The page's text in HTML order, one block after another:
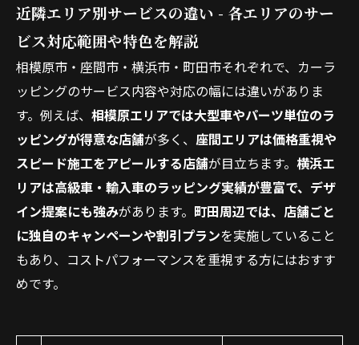
近隣エリア別サービスの違い - 各エリアのサー
ビス対応範囲や特色を解説
相模原市・座間市・横浜市・町田市それぞれで、カーラ
ッピングのサービス内容や対応の幅には違いがありま
す。例えば、 相模原エリアでは大型車やパーツ単位のラ
ッピングが得意な店舗が多く、 座間エリアは価格重視や
スピード施工をアピールする店舗が目立ちます。 横浜エ
リアは高級車・輸入車のラッピング実績が豊富で、デザ
イン提案にも強みがあります。 町田周辺では、店舗ごと
に独自のキャンペーンや割引プランを実施していること
もあり、コストパフォーマンスを重視する方にはおすす
めです。